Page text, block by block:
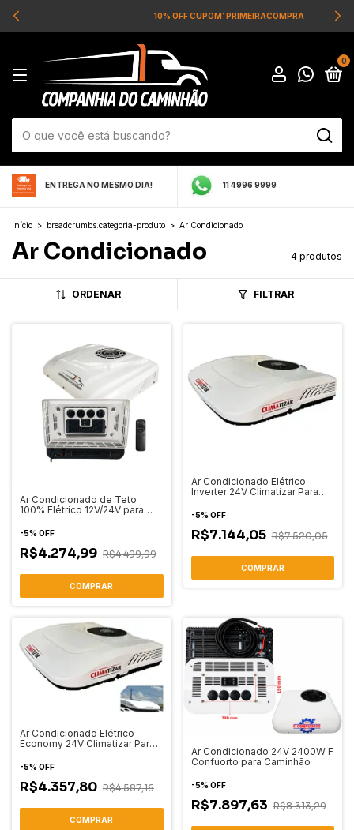
10% OFF CUPOM: PRIMEIRACOMPRA
0
ENTREGA NO MESMO DIA! 11 4996 9999
Início > breadcrumbs.categoria-produto > Ar Condicionado
Ar Condicionado 4 produtos
ORDENAR FILTRAR
Ar Condicionado de Teto
100% Elétrico 12V/24V para
-5% OFF
R$4.274,99 R$4.499,99
Ar Condicionado Elétrico
Inverter 24V Climatizar Para
-5% OFF
R$7.144,05 R$7.520,05
Ar Condicionado Elétrico
Economy 24V Climatizar Para
-5% OFF
R$4.357,80 R$4.587,16
Ar Condicionado 24V 2400W F
Confuorto para Caminhão
-5% OFF
R$7.897,63 R$8.313,29